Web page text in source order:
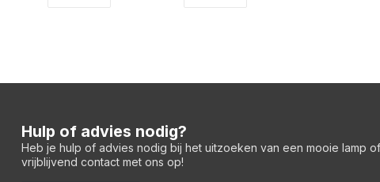
Hulp of advies nodig?
Heb je hulp of advies nodig bij het uitzoeken van een mooie lamp
vrijblijvend contact met ons op!